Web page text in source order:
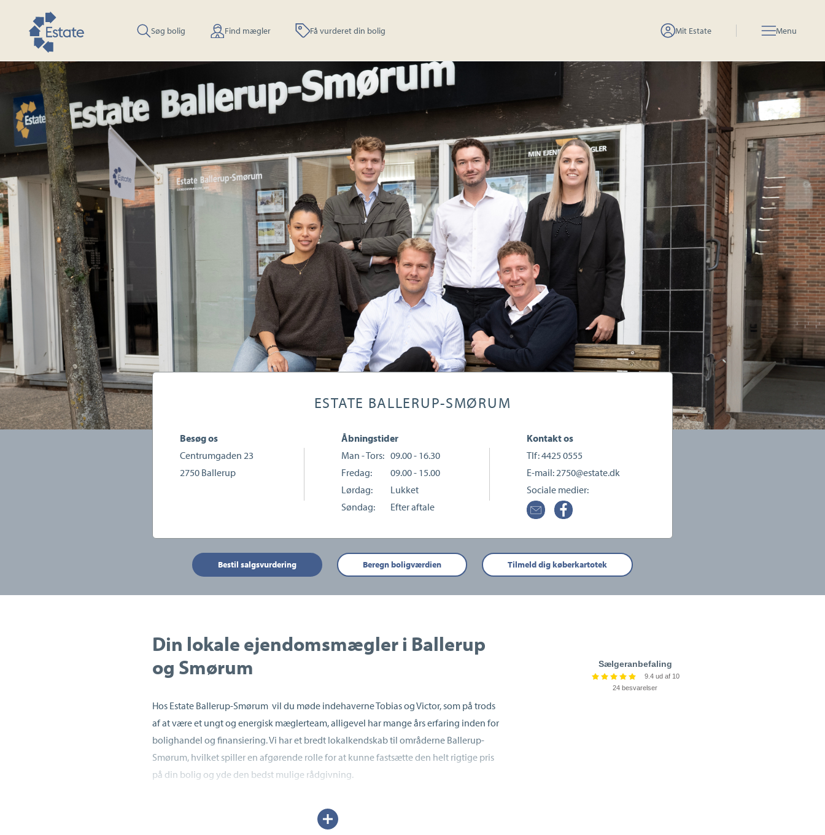
Søg bolig Find mægler Få vurderet din bolig Mit Estate Menu
ESTATE BALLERUP-SMØRUM
Besøg os
Centrumgaden 23
2750 Ballerup
Åbningstider
Man - Tors: 09.00 - 16.30
Fredag:
09.00 - 15.00
Lørdag:
Lukket
Søndag:
Efter aftale
Kontakt os
Tlf:4425 0555
E-mail:2750@estate.dk
Sociale medier:
Bestil salgsvurdering Beregn boligværdien Tilmeld dig køberkartotek
Din lokale ejendomsmægler i Ballerup
og Smørum
Hos Estate Ballerup-Smørum vil du møde indehaverne Tobias og Victor, som på trods
af at være et ungt og energisk mæglerteam, alligevel har mange års erfaring inden for
bolighandel og finansiering. Vi har et bredt lokalkendskab til områderne Ballerup-
Smørum, hvilket spiller en afgørende rolle for at kunne fastsætte den helt rigtige pris
på din bolig og yde den bedst mulige rådgivning.
Hos os går kvalitet og service hånd i hånd, og vi er derfor altid i tæt dialog med vores
sælgere for at sikre det gode salg. Vores sælgere bliver aldrig "et nummer i rækken"
Udvid/skjul
Sælgeranbefaling
9.4 ud af 10
24 besvarelser